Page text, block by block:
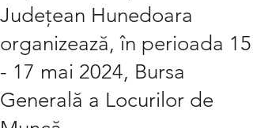
Județean Hunedoara
organizează, în perioada 15
- 17 mai 2024, Bursa
Generală a Locurilor de